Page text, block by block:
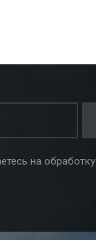
на обработку